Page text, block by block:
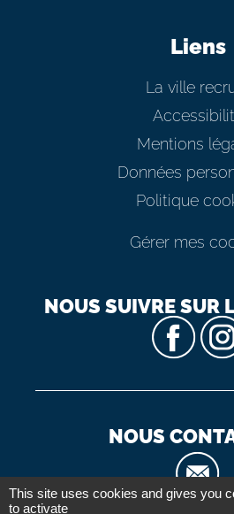
Liens
La ville
Mentions
Données
Politique
Gérer mes
NOUS SUIVRE SUR
NOUS
This site uses cookies and gives you
to activate